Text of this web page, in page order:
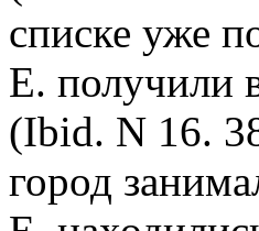
списке уже
Е. получили
(Ibid. N 16.
город